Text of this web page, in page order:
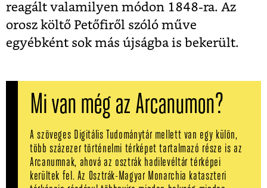
reagált valamilyen módon 1848-ra. Az
orosz költő Petőfiről szóló műve
egyébként sok más újságba is bekerült.
Mi van még az Arcanumon?
A szöveges Digitális Tudománytár mellett van egy külön,
több százezer történelmi térképet tartalmazó része is az
Arcanumnak, ahová az osztrák hadilevéltár térképei
kerültek fel. Az Osztrák-Magyar Monarchia kataszteri